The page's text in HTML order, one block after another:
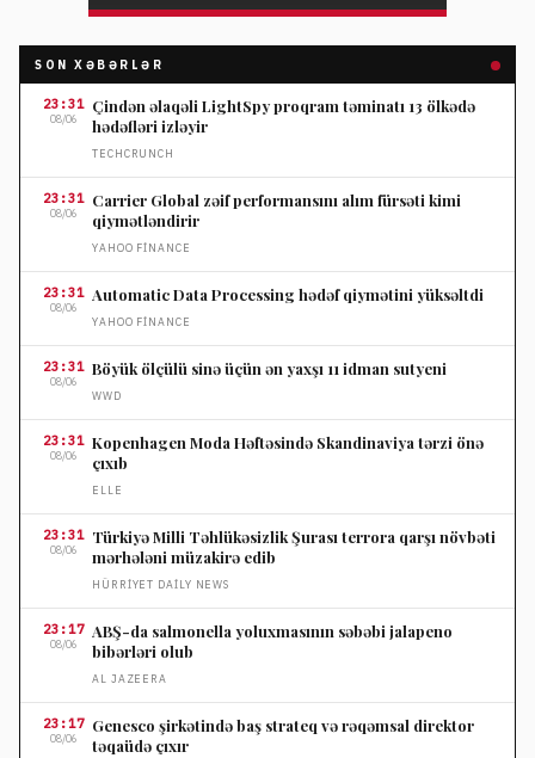
SON XƏBƏRLƏR
23:31
08/06
Çindən əlaqəli LightSpy proqram təminatı 13 ölkədə
hədəfləri izləyir
TECHCRUNCH
23:31
08/06
Carrier Global zəif performansını alım fürsəti kimi
qiymətləndirir
YAHOO FINANCE
23:31
08/06
Automatic Data Processing hədəf qiymətini yüksəltdi
YAHOO FINANCE
23:31
08/06
Böyük ölçülü sinə üçün ən yaxşı 11 idman sutyeni
WWD
23:31
08/06
Kopenhagen Moda Həftəsində Skandinaviya tərzi önə
çıxıb
ELLE
23:31
08/06
Türkiyə Milli Təhlükəsizlik Şurası terrora qarşı növbəti
mərhələni müzakirə edib
HÜRRIYET DAILY NEWS
23:17
08/06
ABŞ-da salmonella yoluxmasının səbəbi jalapeno
bibərləri olub
AL JAZEERA
23:17
08/06
Genesco şirkətində baş strateq və rəqəmsal direktor
təqaüdə çıxır